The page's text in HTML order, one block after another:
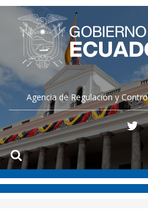
Agencia de Regulación y